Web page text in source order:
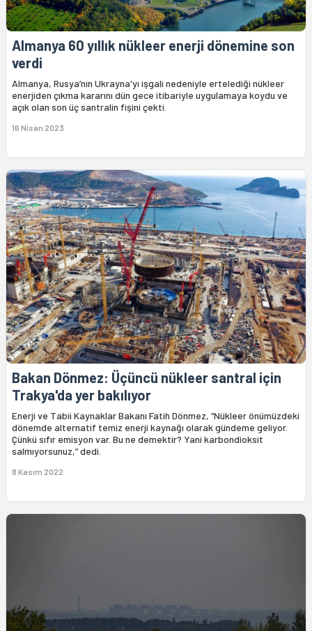
Almanya 60 yıllık nükleer enerji dönemine son
verdi
Almanya, Rusya’nın Ukrayna'yı işgali nedeniyle ertelediği nükleer
enerjiden çıkma kararını dün gece itibariyle uygulamaya koydu ve
açık olan son üç santralin fişini çekti.
16 Nisan 2023
Bakan Dönmez: Üçüncü nükleer santral için
Trakya'da yer bakılıyor
Enerji ve Tabii Kaynaklar Bakanı Fatih Dönmez, “Nükleer önümüzdeki
dönemde alternatif temiz enerji kaynağı olarak gündeme geliyor.
Çünkü sıfır emisyon var. Bu ne demektir? Yani karbondioksit
salmıyorsunuz,” dedi.
8 Kasım 2022